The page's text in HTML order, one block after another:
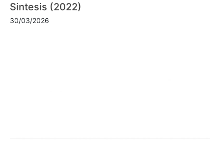
Sintesis (2022)
30/03/2026